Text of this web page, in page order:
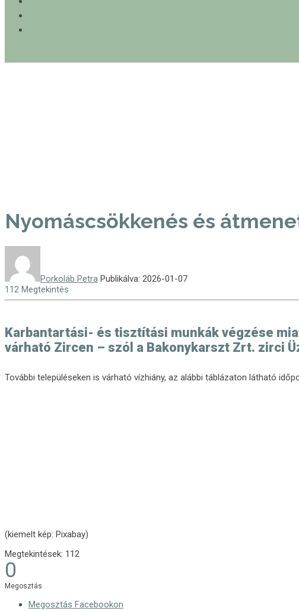
Nyomáscsökkenés és
Porkoláb Petra Publikálva: 2026-01-07
112 Megtekintés
Karbantartási- és tisztítási munkák végzése
várható Zircen – szól a Bakonykarszt Zrt. zirci
További településeken is várható vízhiány, az alábbi táblázaton látható
(kiemelt kép: Pixabay)
Megtekintések: 112
0
Megosztás
Megosztás Facebookon